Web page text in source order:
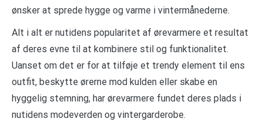
ønsker at sprede hygge og varme i vintermånederne.
Alt i alt er nutidens popularitet af ørevarmere et resultat
af deres evne til at kombinere stil og funktionalitet.
Uanset om det er for at tilføje et trendy element til ens
outfit, beskytte ørerne mod kulden eller skabe en
hyggelig stemning, har ørevarmere fundet deres plads i
nutidens modeverden og vintergarderobe.